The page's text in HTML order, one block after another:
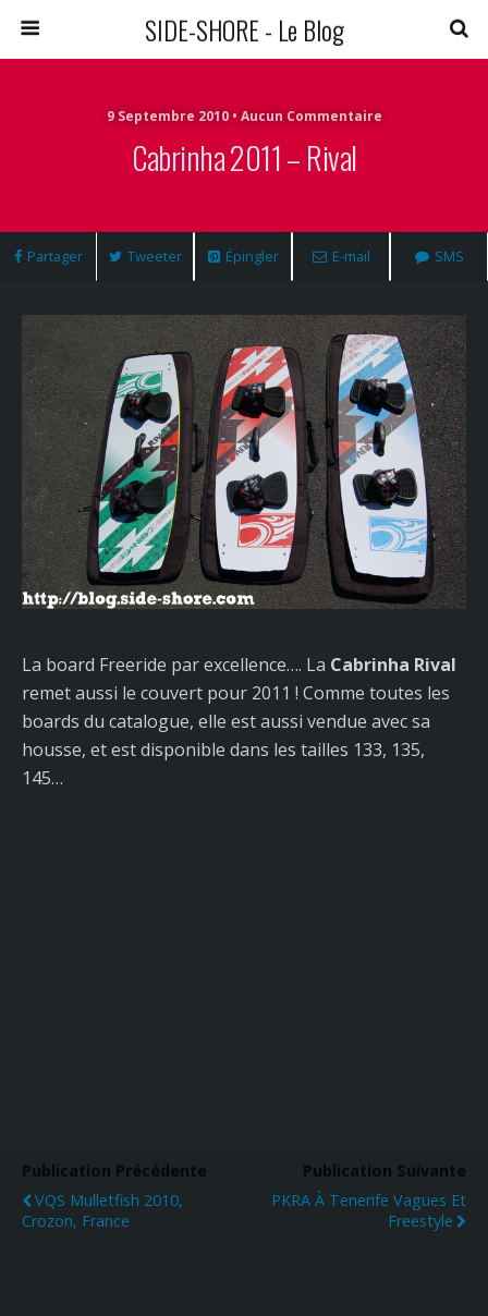
SIDE-SHORE - Le Blog
9 Septembre 2010 • Aucun Commentaire
Cabrinha 2011 – Rival
Partager Tweeter Épingler E-mail SMS
La board Freeride par excellence…. La Cabrinha Rival
remet aussi le couvert pour 2011 ! Comme toutes les
boards du catalogue, elle est aussi vendue avec sa
housse, et est disponible dans les tailles 133, 135,
145…
Publication Précédente
VQS Mulletfish 2010,
Crozon, France
Publication Suivante
PKRA À Tenerife Vagues Et
Freestyle